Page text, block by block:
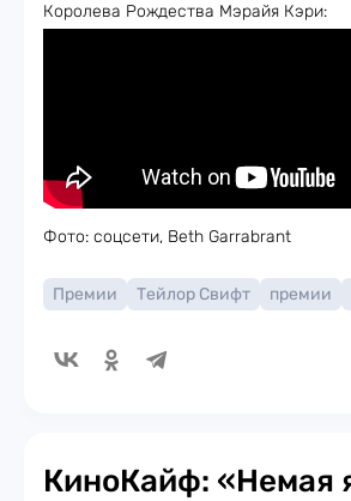
Королева Рождества Мэрайя Кэри:
Фото: соцсети, Beth Garrabrant
Премии Тейлор Свифт премии
КиноКайф: «Немая